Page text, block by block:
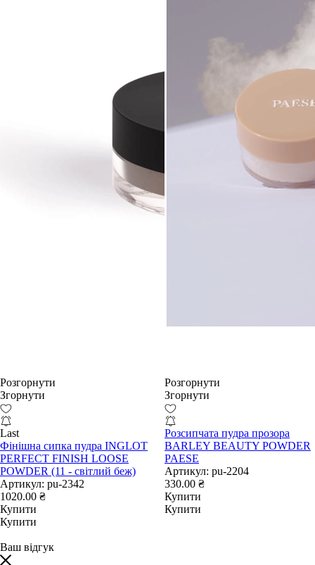
Розгорнути
Згорнути
Last
Фінішна сипка пудра INGLOT
PERFECT FINISH LOOSE
POWDER (11 - світлий беж)
Артикул: pu-2342
1020.00 ₴
Купити
Купити
Розгорнути
Згорнути
Розсипчата пудра прозора
BARLEY BEAUTY POWDER
PAESE
Артикул: pu-2204
330.00 ₴
Купити
Купити
Ваш відгук